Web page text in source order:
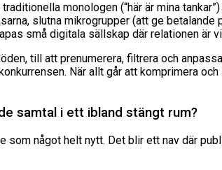
monologen (“här är mina
slutna mikrogrupper (att ge
små digitala sällskap där relationen är
till att prenumerera, filtrera och
När allt går att komprimera
samtal i ett ibland stängt rum?
något helt nytt. Det blir ett nav där